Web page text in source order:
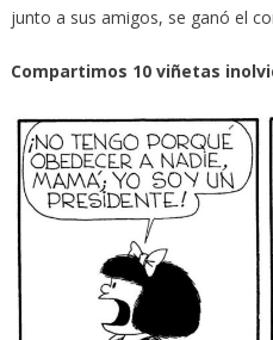
junto a sus amigos, se ganó el
Compartimos 10 viñetas